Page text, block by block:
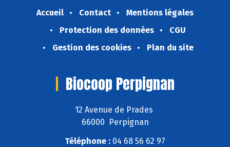
Accueil Contact
Mentions légales
Protection des données
CGU
Gestion des cookies
Plan du site
Biocoop Perpignan
12 Avenue de Prades
66000 Perpignan
Téléphone : 04 68 56 62 97